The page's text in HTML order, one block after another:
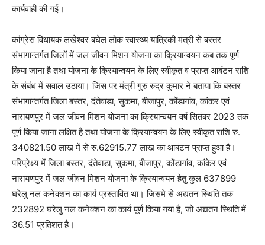
कार्यवाही की गई।
कांग्रेस विधायक लखेश्वर बघेल लोक स्वास्थ्य यांत्रिकी मंत्री से बस्तर
संभागान्तर्गत जिलों में जल जीवन मिशन योजना का क्रियान्वयन कब तक पूर्ण
किया जाना है तथा योजना के क्रियान्वयन के लिए स्वीकृत व प्राप्त आबंटन राशि
के संबंध में सवाल उठाया। जिस पर मंत्री गुरु रुद्र कुमार ने बताया कि बस्तर
संभागान्तर्गत जिला बस्तर, दंतेवाडा, सुकमा, बीजापुर, कोंडागांव, कांकर एवं
नारायणपुर में जल जीवन मिशन योजना का क्रियान्वयन वर्ष सितंबर 2023 तक
पूर्ण किया जाना लक्षित है तथा योजना के क्रियान्वयन के लिए स्वीकृत राशि रु.
340821.50 लाख में से रु.62915.77 लाख का आबंटन प्राप्त हुआ है।
परिप्रेक्ष्य में जिला बस्तर, दंतेवाडा, सुकमा, बीजापुर, कोंडागांव, कांकेर एवं
नारायणपुर में जल जीवन मिशन योजना के क्रियान्वयन हेतु कुल 637899
घरेलु नल कनेक्शन का कार्य प्रस्तावित था। जिसमे से अद्यतन स्थिति तक
232892 घरेलु नल कनेक्शन का कार्य पूर्ण किया गया है, जो अद्यतन स्थिति में
36.51 प्रतिशत है।